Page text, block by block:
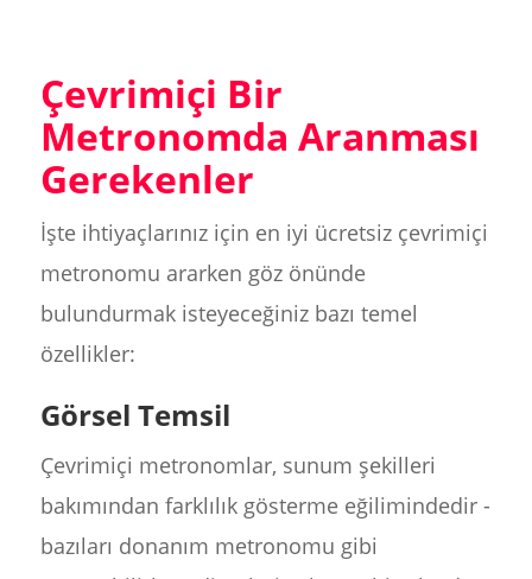
Çevrimiçi Bir
Metronomda Aranması
Gerekenler
İşte ihtiyaçlarınız için en iyi ücretsiz çevrimiçi
metronomu ararken göz önünde
bulundurmak isteyeceğiniz bazı temel
özellikler:
Görsel Temsil
Çevrimiçi metronomlar, sunum şekilleri
bakımından farklılık gösterme eğilimindedir -
bazıları donanım metronomu gibi